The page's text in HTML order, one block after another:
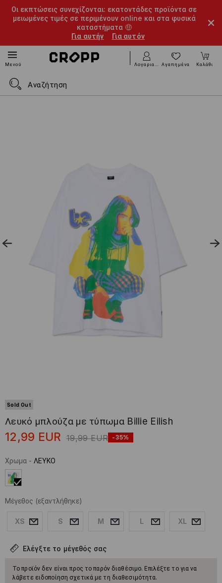
Οι εκπτώσεις συνεχίζονται: εκατοντάδες προϊόντα σε
μειωμένες τιμές σε περιμένουν online και στα φυσικά
καταστήματα 🤑
Για αυτήν
Για αυτόν
Μενού ΛογαριασμόςΑγαπημένα Καλάθι
Sold Out
Λευκό μπλούζα με τύπωμα Billie Eilish
12,99 EUR 19,99 EUR -35%
Χρωμα - ΛΕΥΚΟ
Μέγεθος (εξαντλήθηκε)
XS S M L XL
Ελέγξτε το μέγεθός σας
Το προϊόν δεν είναι προς το παρόν διαθέσιμο. Επιλέξτε το για να
λάβετε ειδοποίηση σχετικά με τη διαθεσιμότητα.